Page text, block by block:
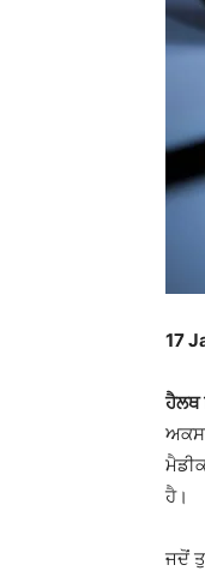
17
ਹੈਲਥ
ਹੈ।
ਜਦੋਂ